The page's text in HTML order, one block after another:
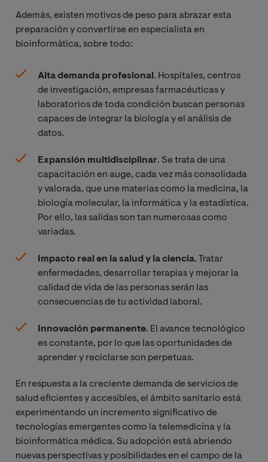
Además, existen motivos de peso para abrazar esta
preparación y convertirse en especialista en
bioinformática, sobre todo:
Alta demanda profesional . Hospitales, centros
de investigación, empresas farmacéuticas y
laboratorios de toda condición buscan personas
capaces de integrar la biología y el análisis de
datos.
Expansión multidisciplinar. Se trata de una
capacitación en auge, cada vez más consolidada
y valorada, que une materias como la medicina, la
biología molecular, la informática y la estadística.
Por ello, las salidas son tan numerosas como
variadas.
Impacto real en la salud y la ciencia. Tratar
enfermedades, desarrollar terapias y mejorar la
calidad de vida de las personas serán las
consecuencias de tu actividad laboral.
Innovación permanente. El avance tecnológico
es constante, por lo que las oportunidades de
aprender y reciclarse son perpetuas.
En respuesta a la creciente demanda de servicios de
salud eficientes y accesibles, el ámbito sanitario está
experimentando un incremento significativo de
tecnologías emergentes como la telemedicina y la
bioinformática médica. Su adopción está abriendo
nuevas perspectivas y posibilidades en el campo de la